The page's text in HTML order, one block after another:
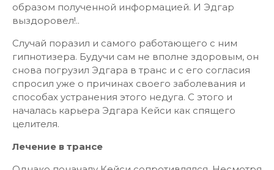
образом полученной информацией. И Эдгар
выздоровел!..
Случай поразил и самого работающего с ним
гипнотизера. Будучи сам не вполне здоровым, он
снова погрузил Эдгара в транс и с его согласия
спросил уже о причинах своего заболевания и
способах устранения этого недуга. С этого и
началась карьера Эдгара Кейси как спящего
целителя.
Лечение в трансе